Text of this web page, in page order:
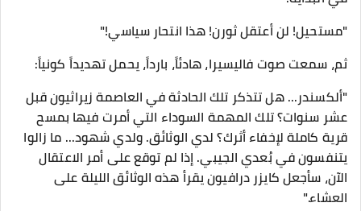
"مستحيل! لن أعتقل ثورن! هذا انتحار سياسي!"
​ثم، سمعت صوت فاليسيرا، هادئاً، بارداً، يحمل تهديداً كونياً:
"ألكسندر... هل تتذكر تلك الحادثة في العاصمة زيراثيون قبل
عشر سنوات؟ تلك المهمة السوداء التي أمرت فيها بمسح
قرية كاملة لإخفاء أثرك؟ لدي الوثائق. ولدي شهود... ما زالوا
يتنفسون في بُعدي الجيبي. إذا لم توقع على أمر الاعتقال
الآن، سأجعل كايزر درافيون يقرأ هذه الوثائق الليلة على
العشاء."